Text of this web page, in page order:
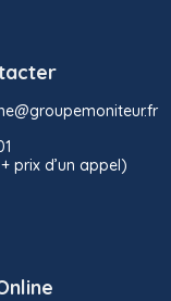
prix d’un appel)